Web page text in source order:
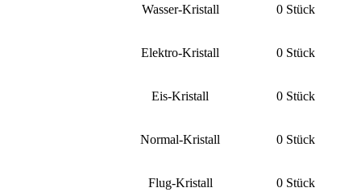
Wasser-Kristall 0 Stück
Elektro-Kristall 0 Stück
Eis-Kristall 0 Stück
Normal-Kristall 0 Stück
Flug-Kristall 0 Stück